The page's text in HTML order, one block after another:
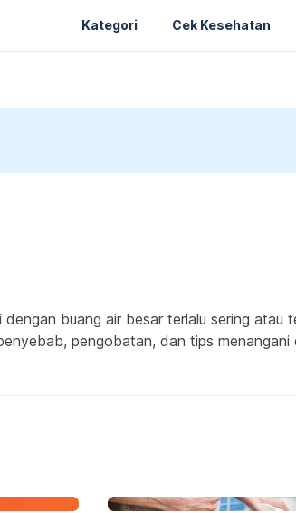
Kategori Cek Kesehatan
buang air besar terlalu sering atau
pengobatan, dan tips menangani